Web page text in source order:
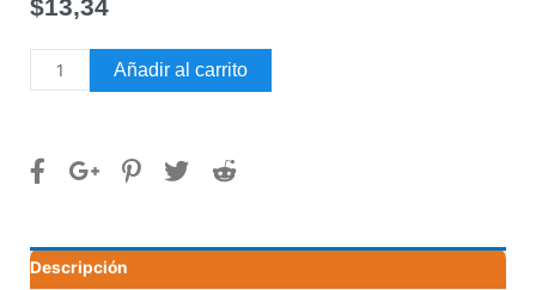
$13,34
CONTACTOR
3P-
cantidad
Añadir al carrito
Descripción